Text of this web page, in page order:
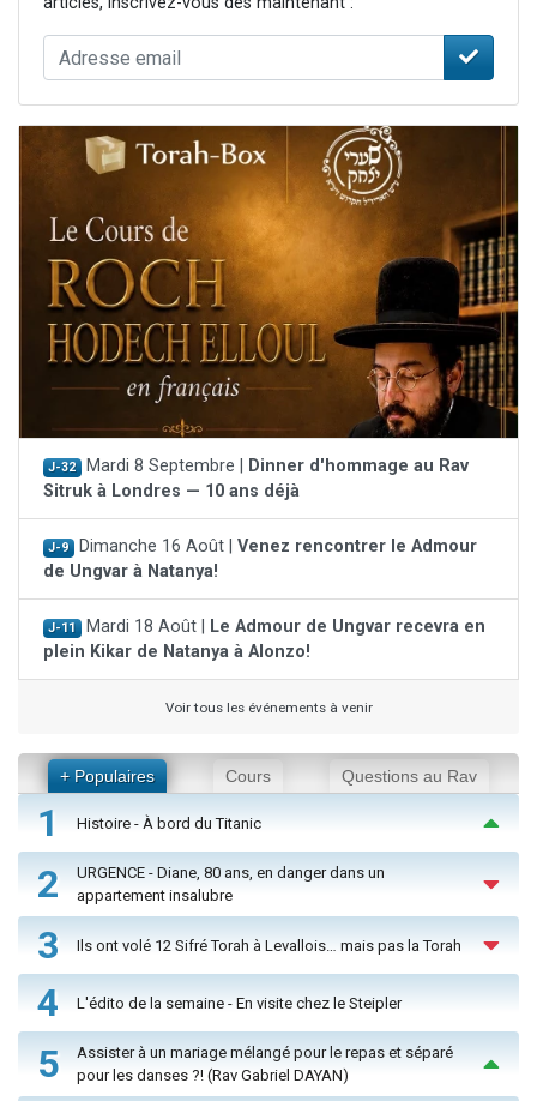
J-32 Mardi 8 Septembre |
Dinner d'hommage au Rav
Sitruk à Londres — 10 ans déjà
J-9 Dimanche 16 Août | Venez rencontrer le Admour
de Ungvar à Natanya!
J-11 Mardi 18 Août |
Le Admour de Ungvar recevra en
plein Kikar de Natanya à Alonzo!
Voir tous les événements à venir
+ Populaires Cours Questions au Rav
1 Histoire - À bord du Titanic
2
URGENCE - Diane, 80 ans, en danger dans un
appartement insalubre
3 Ils ont volé 12 Sifré Torah à Levallois… mais pas la Torah
4 L'édito de la semaine - En visite chez le Steipler
5
Assister à un mariage mélangé pour le repas et séparé
pour les danses ?! (Rav Gabriel DAYAN)